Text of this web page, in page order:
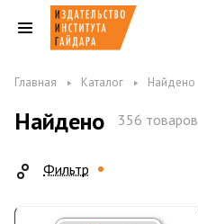
Главная Каталог Найдено
Найдено 356 товаров
Фильтр